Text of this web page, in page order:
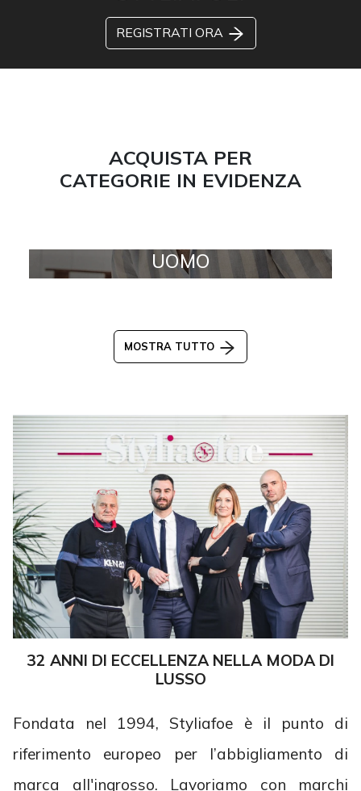
REGISTRATI ORA
ACQUISTA PER
CATEGORIE IN EVIDENZA
UOMO
MOSTRA TUTTO
32 ANNI DI ECCELLENZA NELLA MODA DI
LUSSO
Fondata nel 1994, Styliafoe è il punto di
riferimento europeo per l’abbigliamento di
marca all'ingrosso. Lavoriamo con marchi